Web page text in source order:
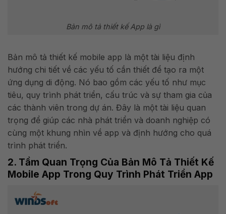
Bản mô tả thiết kế App là gì
Bản mô tả thiết kế mobile app là một tài liệu định
hướng chi tiết về các yếu tố cần thiết để tạo ra một
ứng dụng di động. Nó bao gồm các yếu tố như mục
tiêu, quy trình phát triển, cấu trúc và sự tham gia của
các thành viên trong dự án. Đây là một tài liệu quan
trọng để giúp các nhà phát triển và doanh nghiệp có
cùng một khung nhìn về app và định hướng cho quá
trình phát triển.
2. Tầm Quan Trọng Của Bản Mô Tả Thiết Kế
Mobile App Trong Quy Trình Phát Triển App